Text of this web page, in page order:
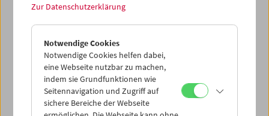
Mo 10.10.
Di 11.10.
Mi 12.10.
Do 13.10.
Zur Datenschutzerklärung
Notwendige Cookies
Notwendige Cookies helfen dabei,
eine Webseite nutzbar zu machen,
indem sie Grundfunktionen wie
Seitennavigation und Zugriff auf
sichere Bereiche der Webseite